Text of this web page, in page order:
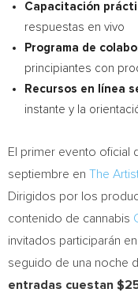
Capacitación
respuestas en vivo
Programa de
principiantes con
Recursos en línea
instante y la
El primer evento oficial
septiembre en The
Dirigidos por los
contenido de cannabis
invitados participarán
seguido de una noche
entradas cuestan